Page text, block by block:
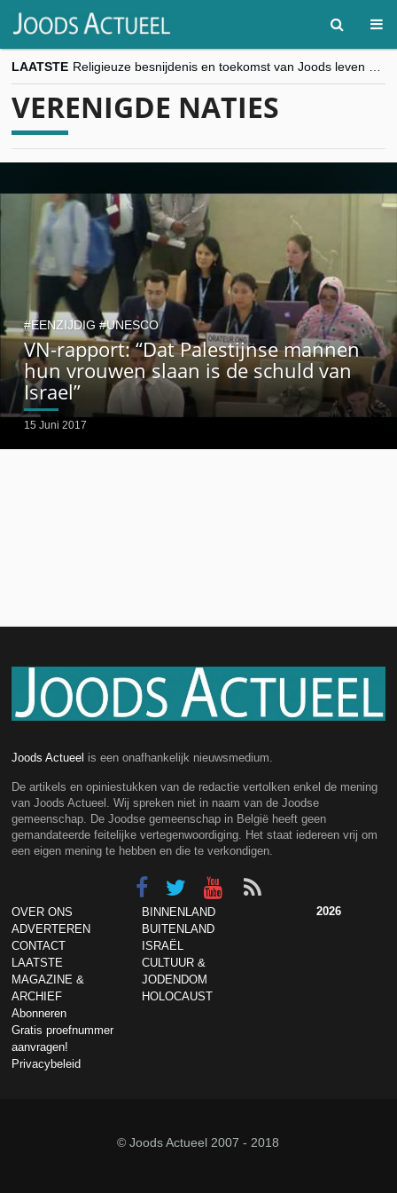
LAATSTE
“Besnijdenisdebat toont hoe moeilijk seculiere Westen minderheden begrijpt”, Jinnih Beels (Vooruit)
VERENIGDE NATIES
VN-rapport: “Dat Palestijnse mannen
hun vrouwen slaan is de schuld van
Israel”
15 Juni 2017
EENZIJDIG UNESCO
Joods Actueel is een onafhankelijk nieuwsmedium.
De artikels en opiniestukken van de redactie vertolken enkel de mening
van Joods Actueel. Wij spreken niet in naam van de Joodse
gemeenschap. De Joodse gemeenschap in België heeft geen
gemandateerde feitelijke vertegenwoordiging. Het staat iedereen vrij om
een eigen mening te hebben en die te verkondigen.
OVER ONS
ADVERTEREN
CONTACT
LAATSTE
MAGAZINE &
ARCHIEF
Abonneren
Gratis proefnummer
aanvragen!
Privacybeleid
BINNENLAND
BUITENLAND
ISRAËL
CULTUUR &
JODENDOM
HOLOCAUST
2026
© Joods Actueel 2007 - 2018